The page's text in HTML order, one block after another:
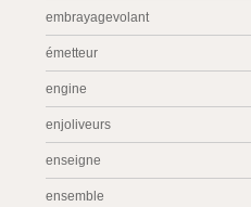
embrayagevolant
émetteur
engine
enjoliveurs
enseigne
ensemble